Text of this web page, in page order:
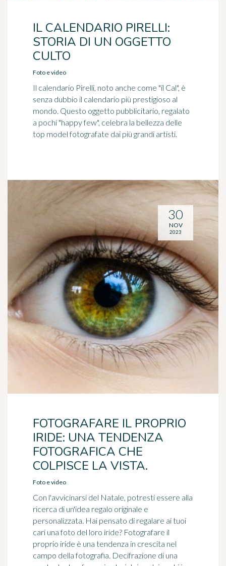
IL CALENDARIO PIRELLI:
STORIA DI UN OGGETTO
CULTO
Foto e video
Il calendario Pirelli, noto anche come "il Cal", è
senza dubbio il calendario più prestigioso al
mondo. Questo oggetto pubblicitario, regalato
a pochi "happy few", celebra la bellezza delle
top model fotografate dai più grandi artisti.
FOTOGRAFARE IL PROPRIO
IRIDE: UNA TENDENZA
FOTOGRAFICA CHE
COLPISCE LA VISTA.
Foto e video
Con l'avvicinarsi del Natale, potresti essere alla
ricerca di un'idea regalo originale e
personalizzata. Hai pensato di regalare ai tuoi
cari una foto del loro iride? Fotografare il
proprio iride è una tendenza in crescita nel
campo della fotografia. Decifrazione di una
30
NOV
2023